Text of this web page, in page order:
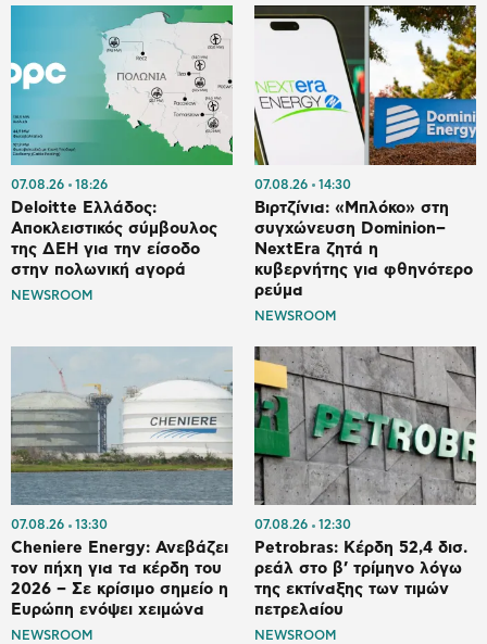
07.08.26 18:26
Deloitte Ελλάδος:
Αποκλειστικός σύμβουλος
της ΔΕΗ για την είσοδο
στην πολωνική αγορά
NEWSROOM
07.08.26 14:30
Βιρτζίνια: «Μπλόκο» στη
συγχώνευση Dominion–
NextEra ζητά η
κυβερνήτης για φθηνότερο
ρεύμα
NEWSROOM
07.08.26 13:30
Cheniere Energy: Ανεβάζει
τον πήχη για τα κέρδη του
2026 – Σε κρίσιμο σημείο η
Ευρώπη ενόψει χειμώνα
NEWSROOM
07.08.26 12:30
Petrobras: Κέρδη 52,4 δισ.
ρεάλ στο β’ τρίμηνο λόγω
της εκτίναξης των τιμών
πετρελαίου
NEWSROOM